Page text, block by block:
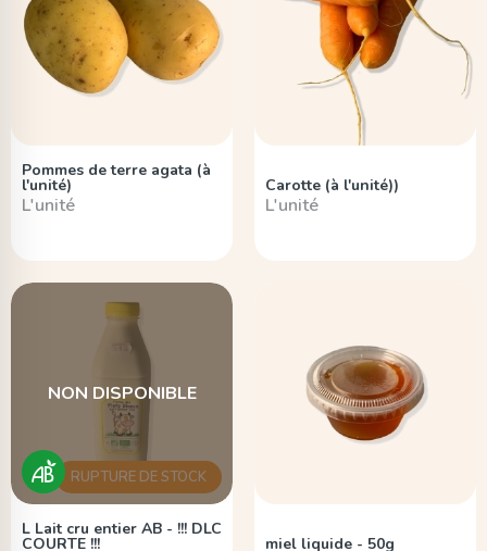
Pommes de terre agata (à
l'unité)
L'unité
Carotte (à l'unité))
L'unité
NON DISPONIBLE
RUPTURE DE STOCK
L Lait cru entier AB - !!! DLC
COURTE !!! miel liquide - 50g